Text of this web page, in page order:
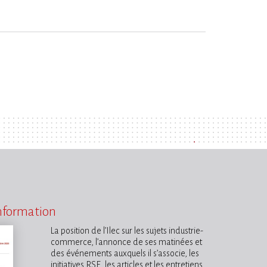
La position de l’Ilec sur les sujets industrie-
commerce, l’annonce de ses matinées et
des événements auxquels il s’associe, les
initiatives RSE, les articles et les entretiens